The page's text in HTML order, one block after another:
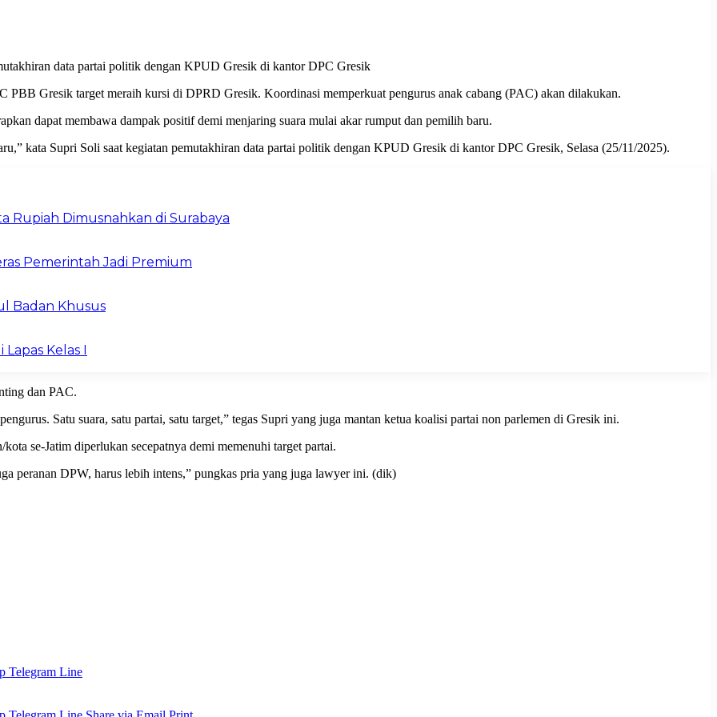
data partai politik dengan KPUD Gresik di kantor DPC Gresik
PBB Gresik target meraih kursi di DPRD Gresik. Koordinasi memperkuat pengurus anak cabang (PAC) akan dilakukan.
dapat membawa dampak positif demi menjaring suara mulai akar rumput dan pemilih baru.
kata Supri Soli saat kegiatan pemutakhiran data partai politik dengan KPUD Gresik di kantor DPC Gresik, Selasa (25/11/2025).
Rupiah Dimusnahkan di Surabaya
Pemerintah Jadi Premium
Badan Khusus
Kelas I
dan PAC.
Satu suara, satu partai, satu target,” tegas Supri yang juga mantan ketua koalisi partai non parlemen di Gresik ini.
se-Jatim diperlukan secepatnya demi memenuhi target partai.
peranan DPW, harus lebih intens,” pungkas pria yang juga lawyer ini. (dik)
Telegram Line